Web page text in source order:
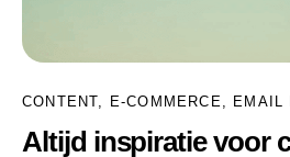
CONTENT, E-COMMERCE, EMAIL
Altijd inspiratie voor